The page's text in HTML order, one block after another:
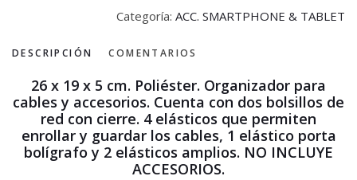
Categoría: ACC. SMARTPHONE & TABLET
DESCRIPCIÓN COMENTARIOS
26 x 19 x 5 cm. Poliéster. Organizador para
cables y accesorios. Cuenta con dos bolsillos de
red con cierre. 4 elásticos que permiten
enrollar y guardar los cables, 1 elástico porta
bolígrafo y 2 elásticos amplios. NO INCLUYE
ACCESORIOS.